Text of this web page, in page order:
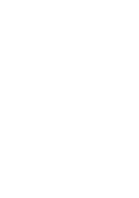
প্রতারণার ফাঁদে ১৭
৪ সদস্য গ্রেফতার।
এসএসসির ফল প্রকাশ।